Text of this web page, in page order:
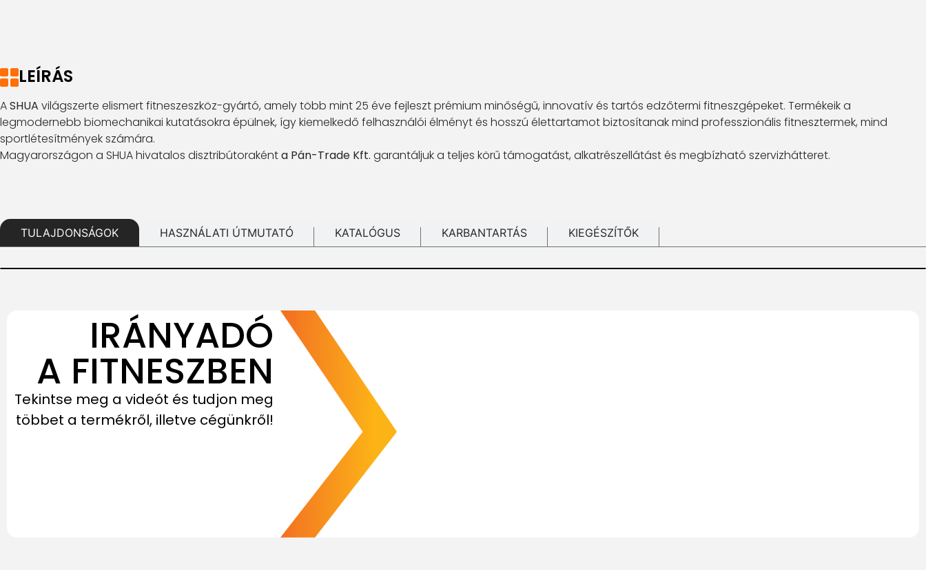
LEÍRÁS
ASHUA világszerte elismert fitneszeszköz-gyártó, amely több mint 25 éve fejleszt prémium minőségű, innovatív és tartós edzőtermi fitneszgépeket. Termékeik a
legmodernebb biomechanikai kutatásokra épülnek, így kiemelkedő felhasználói élményt és hosszú élettartamot biztosítanak mind professzionális fitnesztermek, mind
sportlétesítmények számára.
Magyarországon a SHUA hivatalos disztribútorakénta Pán-Trade Kft. garantáljuk a teljes körű támogatást, alkatrészellátást és megbízható szervizhátteret.
TULAJDONSÁGOK HASZNÁLATI ÚTMUTATÓ KATALÓGUS KARBANTARTÁS KIEGÉSZÍTŐK
IRÁNYADÓ
A FITNESZBEN
Tekintse meg a videót és tudjon meg
többet a termékről, illetve cégünkről!